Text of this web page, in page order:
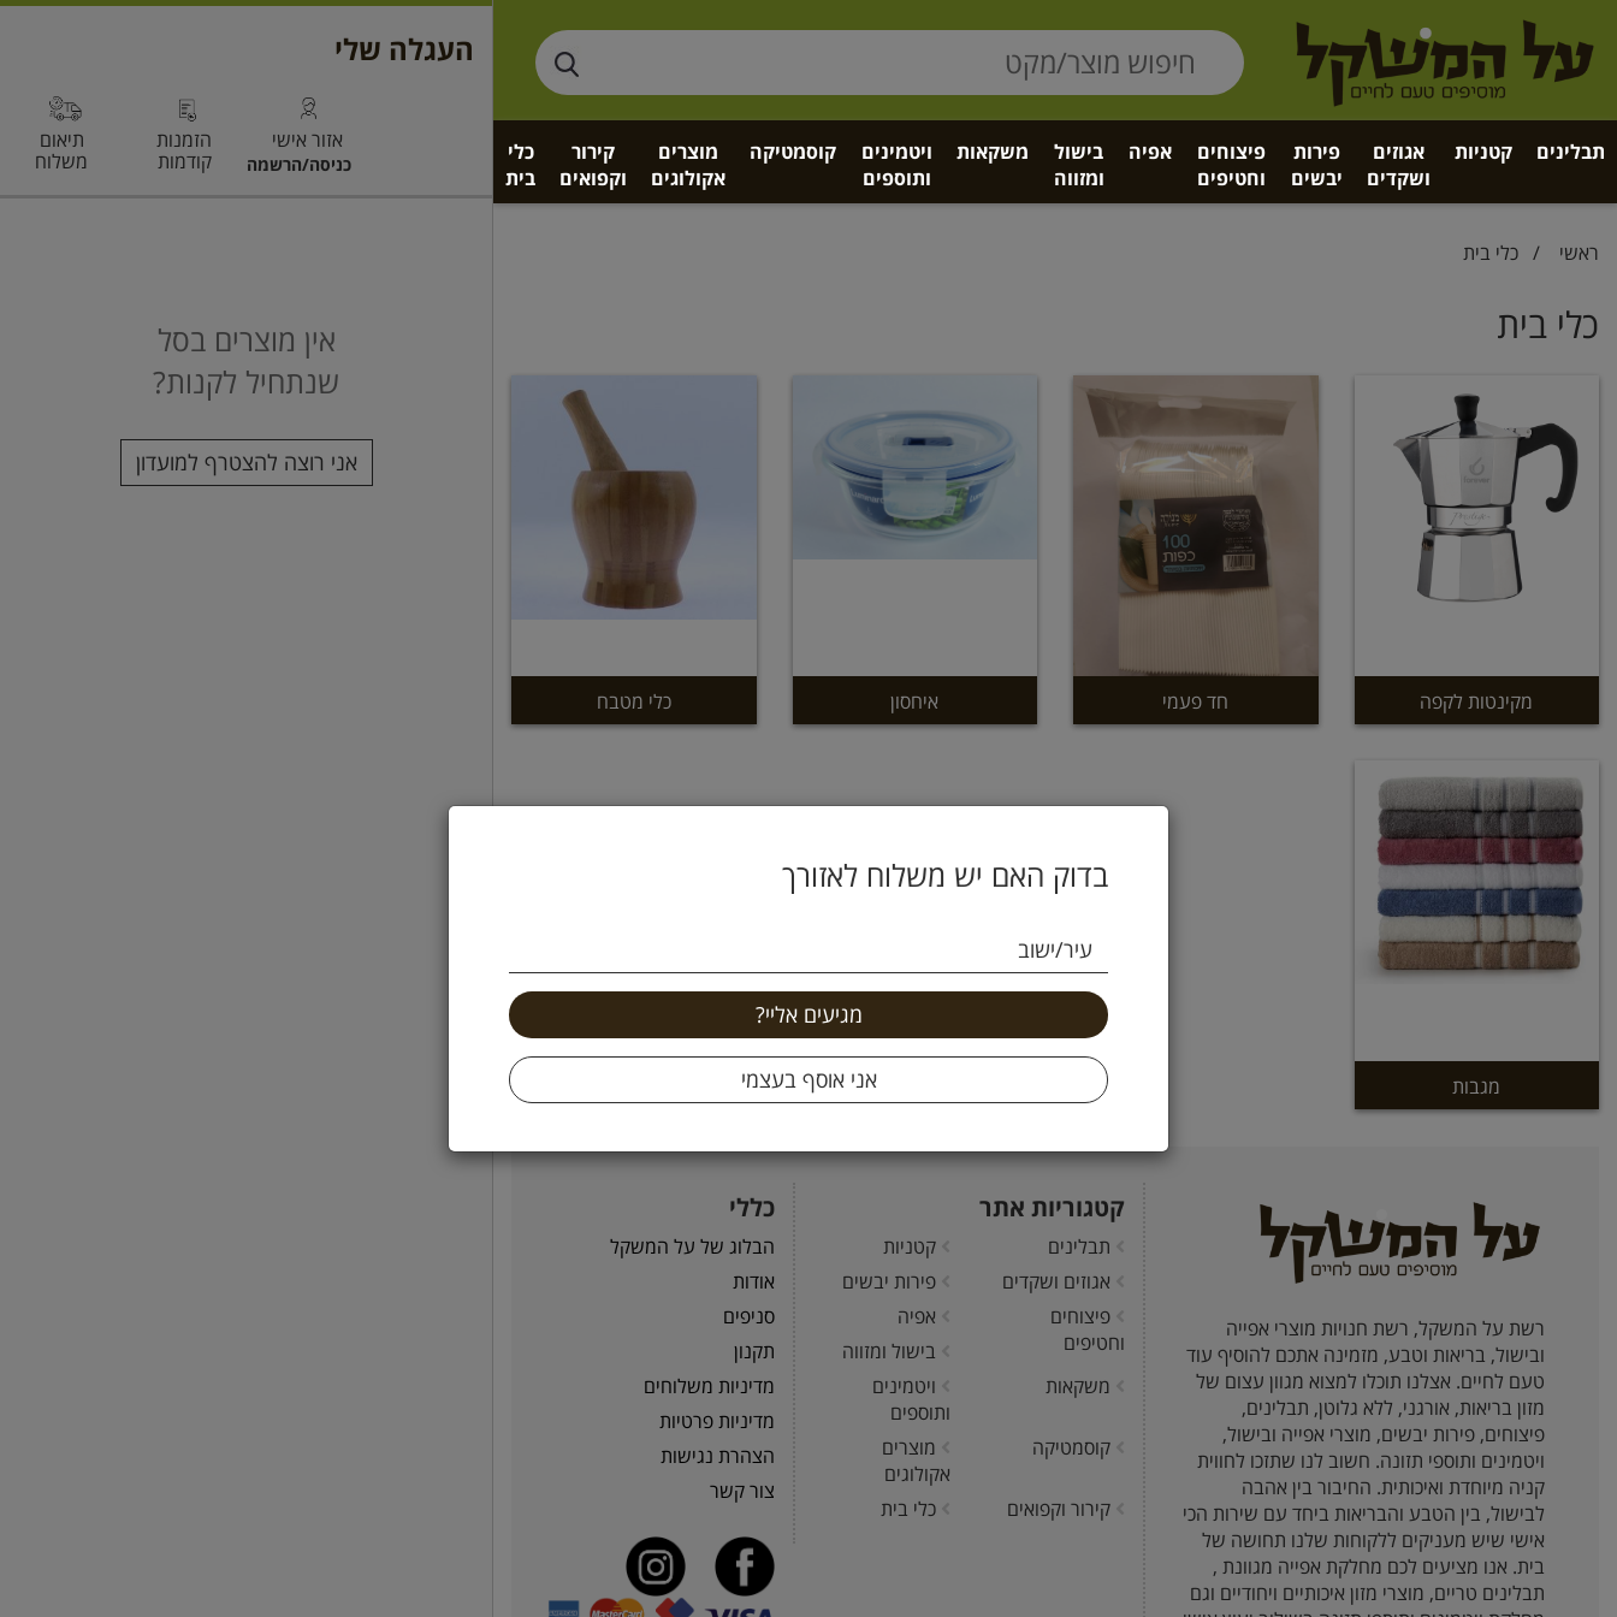
בדוק האם יש משלוח לאזורך
עיר/ישוב
תבלינים קטניות
אגוזים
ושקדים
פירות
יבשים
פיצוחים
וחטיפים
אפיה
בישול
ומזווה
משקאות
ויטמינים
ותוספים
קוסמטיקה
מוצרים
אקולוגים
קירור
וקפואים
כלי
בית
ראשי / כלי בית
כלי בית
מקינטות לקפה חד פעמי איחסון כלי מטבח
מגבות
רשת על המשקל, רשת חנויות מוצרי אפייה
ובישול, בריאות וטבע, מזמינה אתכם להוסיף עוד
טעם לחיים. אצלנו תוכלו למצוא מגוון עצום של
מזון בריאות, אורגני, ללא גלוטן, תבלינים,
פיצוחים, פירות יבשים, מוצרי אפייה ובישול,
ויטמינים ותוספי תזונה. חשוב לנו שתזכו לחווית
קניה מיוחדת ואיכותית. החיבור בין אהבה
לבישול, בין הטבע והבריאות ביחד עם שירות הכי
אישי שיש מעניקים ללקוחות שלנו תחושה של
בית. אנו מציעים לכם מחלקת אפייה מגוונת ,
תבלינים טריים, מוצרי מזון איכותיים ויחודיים וגם
קטגוריות אתר
תבלינים
קטניות
אגוזים ושקדים
פירות יבשים
פיצוחים
וחטיפים
אפיה
בישול ומזווה
משקאות
ויטמינים
ותוספים
קוסמטיקה
מוצרים
אקולוגים
קירור וקפואים
כלי בית
כללי
הבלוג של על המשקל
אודות
סניפים
תקנון
מדיניות משלוחים
מדיניות פרטיות
הצהרת נגישות
צור קשר